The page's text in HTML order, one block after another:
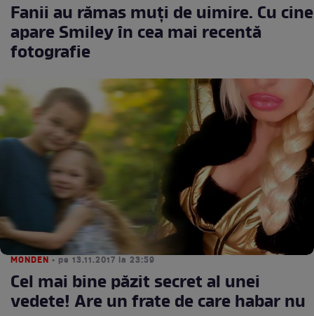
Fanii au rămas muţi de uimire. Cu cine
apare Smiley în cea mai recentă
fotografie
MONDEN • pe 13.11.2017 la 23:59
Cel mai bine păzit secret al unei
vedete! Are un frate de care habar nu